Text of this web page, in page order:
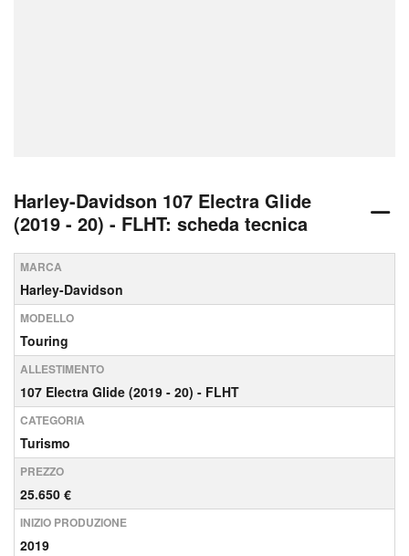
Harley-Davidson 107 Electra Glide
(2019 - 20) - FLHT: scheda tecnica
MARCA
Harley-Davidson
MODELLO
Touring
ALLESTIMENTO
107 Electra Glide (2019 - 20) - FLHT
CATEGORIA
Turismo
PREZZO
25.650 €
INIZIO PRODUZIONE
2019